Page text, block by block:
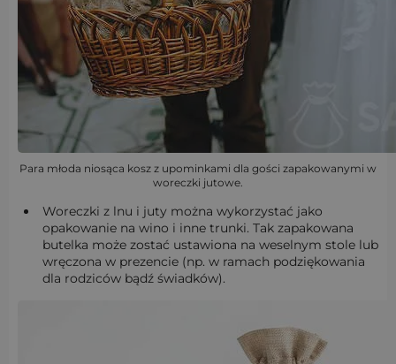
Para młoda niosąca kosz z upominkami dla gości zapakowanymi w
woreczki jutowe.
Woreczki z lnu i juty można wykorzystać jako
opakowanie na wino i inne trunki. Tak zapakowana
butelka może zostać ustawiona na weselnym stole lub
wręczona w prezencie (np. w ramach podziękowania
dla rodziców bądź świadków).